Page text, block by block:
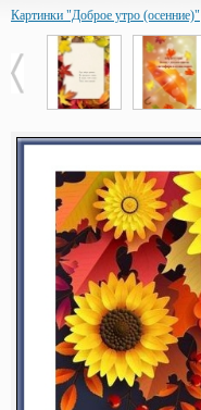
Картинки "Доброе утро (осенние)"